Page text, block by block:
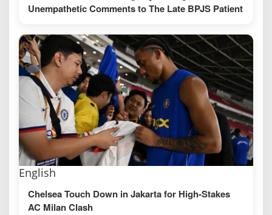
Unempathetic Comments to The Late BPJS Patient
English
Chelsea Touch Down in Jakarta for High-Stakes
AC Milan Clash